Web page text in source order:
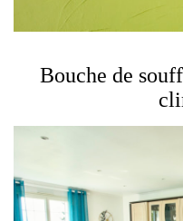
Bouche de